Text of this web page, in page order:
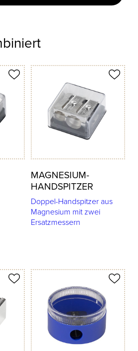
MAGNESIUM-
HANDSPITZER
Doppel-Handspitzer aus
Magnesium mit zwei
Ersatzmessern
Produkt merken
Produkt merken